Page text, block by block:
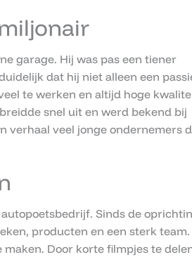
garage. Hij was pas een tiener
dat hij niet alleen een
te werken en altijd hoge
snel uit en werd bekend bij
verhaal veel jonge ondernemers
Sinds de
producten en een sterk team.
Door korte filmpjes te